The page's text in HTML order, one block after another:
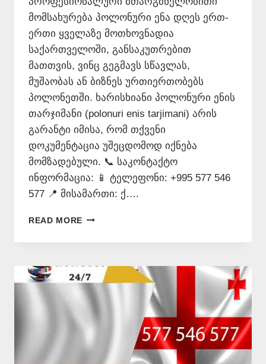
მომსახურება პოლონური ენა დღეს ერთ-
ერთი ყველაზე მოთხოვნადია
საქართველოში, განსაკუთრებით
მათთვის, ვინც გეგმავს სწავლას,
მუშაობას ან ბიზნეს ურთიერთობებს
პოლონეთში. ხარისხიანი პოლონური ენის
თარჯიმანი (polonuri enis tarjimani) არის
გარანტი იმისა, რომ თქვენი
დოკუმენტაცია უშეცდომოდ იქნება
მომზადებული. 📞 საკონტაქტო
ინფორმაცია: 📱 ტელეფონი: +995 577 546
577 📍 მისამართი: ქ….
READ MORE ᲞᲝᲚᲝᲜᲣᲠᲐᲓ
–
546
577